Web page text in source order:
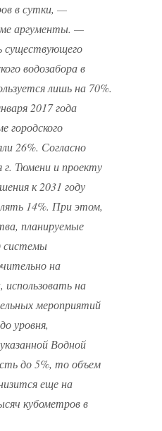
в сутки, —
аргументы. —
водозабора в
лишь на 70%.
2017 года
городского
26%. Согласно
Тюмени и проекту
к 2031 году
14%. При этом,
планируемые
системы
на
на
мероприятий
уровня,
Водной
до 5%, то объем
еще на
кубометров в